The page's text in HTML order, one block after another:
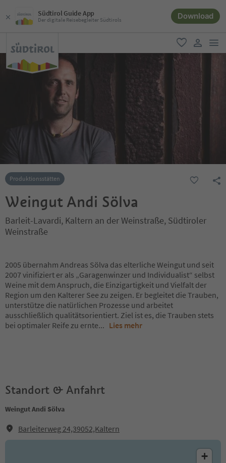
Südtirol Guide App
Der digitale Reisebegleiter Südtirols Download
favorit
user link
Produktionsstätten
Weingut Andi Sölva
Barleit-Lavardi, Kaltern an der Weinstraße, Südtiroler
Weinstraße
2005 übernahm Andreas Sölva das elterliche Weingut und seit
2007 vinifiziert er als „Garagenwinzer und Individualist“ selbst
Weine mit dem Anspruch, die Einzigartigkeit und Vielfalt der
Region um den Kalterer See zu zeigen. Er begleitet die Trauben,
unterstütze die natürlichen Prozesse und arbeitet
ausschließlich qualitätsorientiert. Ziel ist es, die Trauben stets
bei optimaler Reife zu ernte... Lies mehr
Standort & Anfahrt
Weingut Andi Sölva
Barleiterweg 24,39052,Kaltern
+